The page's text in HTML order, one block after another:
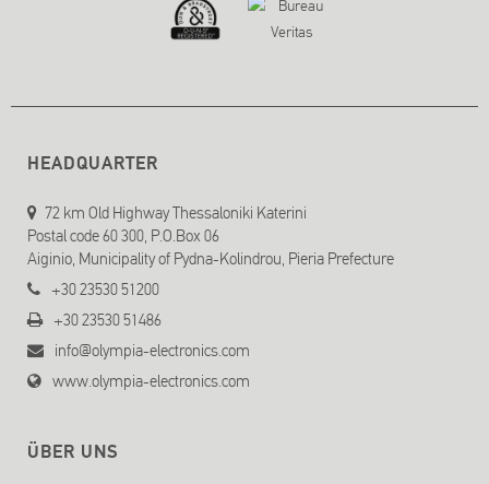
HEADQUARTER
72 km Old Highway Thessaloniki Katerini
Postal code 60 300, P.O.Box 06
Aiginio, Municipality of Pydna-Kolindrou, Pieria Prefecture
+30 23530 51200
+30 23530 51486
info@olympia-electronics.com
www.olympia-electronics.com
ÜBER UNS